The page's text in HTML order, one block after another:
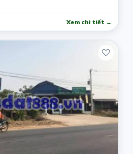
Xem chi tiết →